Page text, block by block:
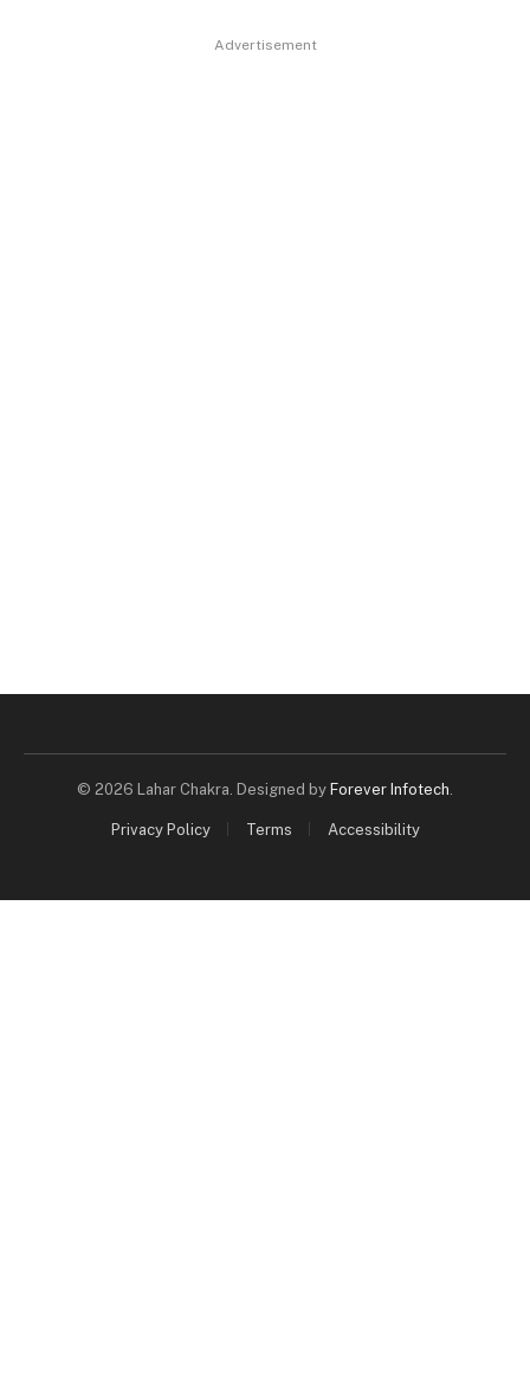
Advertisement
© 2026 Lahar Chakra. Designed by Forever Infotech
Privacy Policy Terms Accessibility